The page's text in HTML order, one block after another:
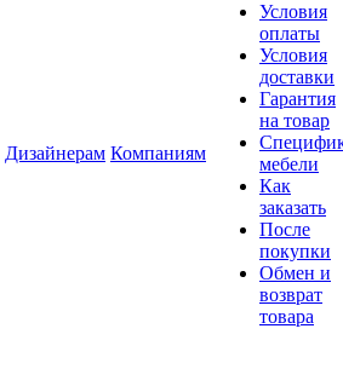
Дизайнерам Компаниям
Условия
оплаты
Условия
доставки
Гарантия
на товар
мебели
Как
заказать
После
покупки
Обмен и
возврат
товара